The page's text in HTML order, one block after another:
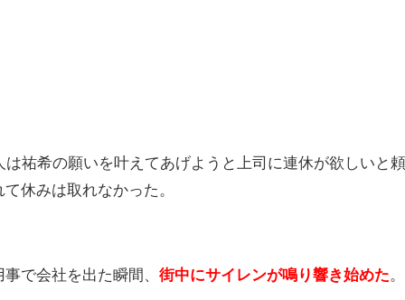
祐希の願いを叶えてあげようと上司に連休が欲しいと頼
休みは取れなかった。
で会社を出た瞬間、街中にサイレンが鳴り響き始めた